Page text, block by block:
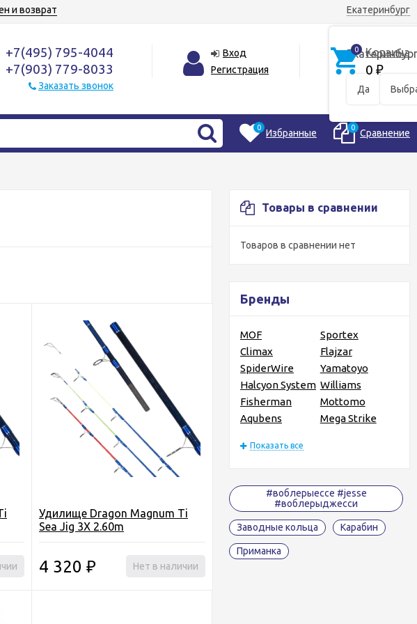
Екатеринбург
Да
и возврат
+7(495) 795-4044
+7(903) 779-8033
Заказать звонок
Вход
Регистрация
0 Корзина
0 ₽
0 Избранные 0 Сравнение
Товары в сравнении
Товаров в сравнении нет
Бренды
MOF
Sportex
Climax
Flajzar
SpiderWire
Yamatoyo
Halcyon System Williams
Fisherman
Mottomo
Aqubens
Mega Strike
Показать все
#воблерыессе #jesse
#воблерыджесси
Заводные кольца Карабин
Приманка
Удилище Dragon Magnum Ti
Sea Jig 3X 2.60m
4 320 ₽ Нет в наличии